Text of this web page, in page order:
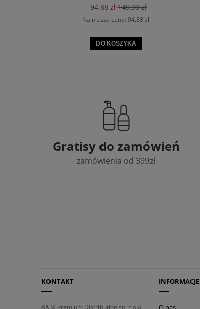
94,88 zł 149,90 zł
Najniższa cena: 94,88 zł
DO KOSZYKA
Gratisy do zamówień
zamówienia od 399zł
KONTAKT
A&M Premium Distribution sp. z o.o.
INFORMACJE